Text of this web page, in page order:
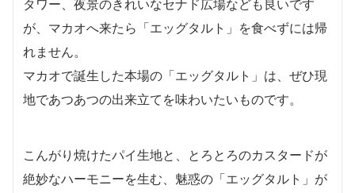
タワー、夜景のきれいなセナド広場なども良いです
が、マカオへ来たら「エッグタルト」を食べずには帰
れません。
マカオで誕生した本場の「エッグタルト」は、ぜひ現
地であつあつの出来立てを味わいたいものです。
こんがり焼けたパイ生地と、とろとろのカスタードが
絶妙なハーモニーを生む、魅惑の「エッグタルト」が